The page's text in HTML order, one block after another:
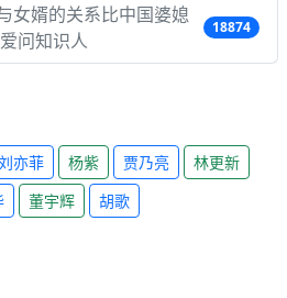
女婿的关系比中国婆媳
问知识人
18874
亦菲 杨紫 贾乃亮
林更新
董宇辉 胡歌